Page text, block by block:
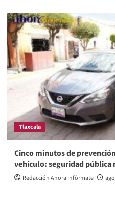
Tlaxcala
Cinco minutos de
vehículo: seguridad pública
Redacción Ahora Infórmate